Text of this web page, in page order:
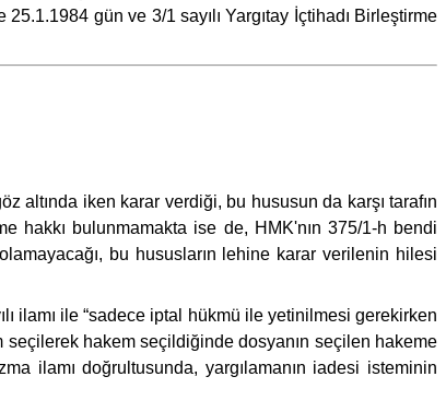
gün ve 3/1 sayılı Yargıtay İçtihadı Birleştirme
altında iken karar verdiği, bu hususun da karşı tarafın
hakkı bulunmamakta ise de, HMK'nın 375/1-h bendi
bu hususların lehine karar verilenin hilesi
ilamı ile “sadece iptal hükmü ile yetinilmesi gerekirken
hakem seçildiğinde dosyanın seçilen hakeme
ilamı doğrultusunda, yargılamanın iadesi isteminin